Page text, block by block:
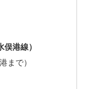
港線）
まで）